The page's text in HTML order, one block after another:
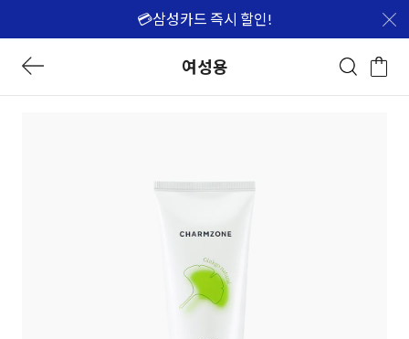
💳삼성카드 즉시 할인!
여성용